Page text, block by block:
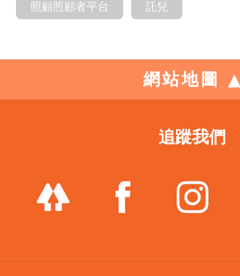
照顧照顧者平台 託兒
網站地圖
追蹤我們